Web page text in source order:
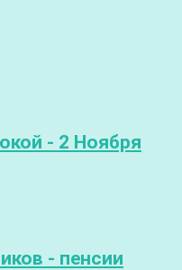
- 2 Ноября
- пенсии